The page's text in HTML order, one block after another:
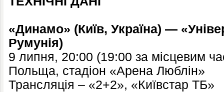
«Динамо» (Київ, Україна) —
Румунія)
9 липня, 20:00 (19:00 за місцевим
Польща, стадіон «Арена Люблін»
Трансляція – «2+2», «Київстар ТБ»